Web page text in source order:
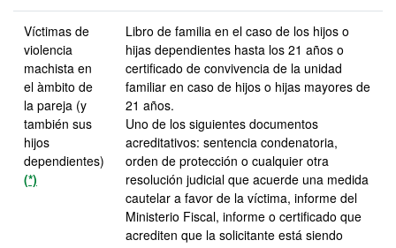
Víctimas de
violencia
machista en
el àmbito de
la pareja (y
también sus
hijos
dependientes)
(*)
Libro de familia en el caso de los hijos o
hijas dependientes hasta los 21 años o
certificado de convivencia de la unidad
familiar en caso de hijos o hijas mayores de
21 años.
Uno de los siguientes documentos
acreditativos: sentencia condenatoria,
orden de protección o cualquier otra
resolución judicial que acuerde una medida
cautelar a favor de la víctima, informe del
Ministerio Fiscal, informe o certificado que
acrediten que la solicitante está siendo